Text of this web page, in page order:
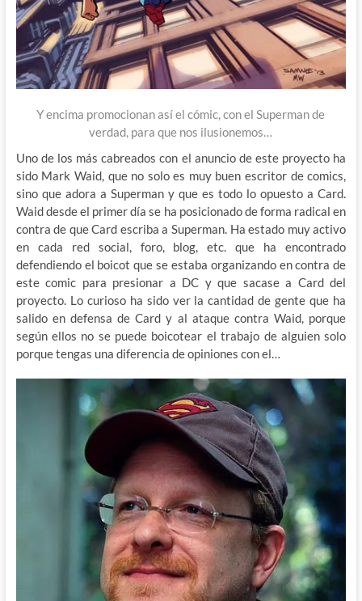
Y encima promocionan así el cómic, con el Superman de
verdad, para que nos ilusionemos…
Uno de los más cabreados con el anuncio de este proyecto ha
sido Mark Waid, que no solo es muy buen escritor de comics,
sino que adora a Superman y que es todo lo opuesto a Card.
Waid desde el primer día se ha posicionado de forma radical en
contra de que Card escriba a Superman. Ha estado muy activo
en cada red social, foro, blog, etc. que ha encontrado
defendiendo el boicot que se estaba organizando en contra de
este comic para presionar a DC y que sacase a Card del
proyecto. Lo curioso ha sido ver la cantidad de gente que ha
salido en defensa de Card y al ataque contra Waid, porque
según ellos no se puede boicotear el trabajo de alguien solo
porque tengas una diferencia de opiniones con el…